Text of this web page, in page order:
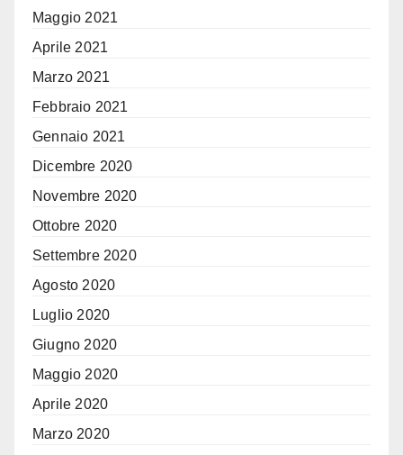
Maggio 2021
Aprile 2021
Marzo 2021
Febbraio 2021
Gennaio 2021
Dicembre 2020
Novembre 2020
Ottobre 2020
Settembre 2020
Agosto 2020
Luglio 2020
Giugno 2020
Maggio 2020
Aprile 2020
Marzo 2020